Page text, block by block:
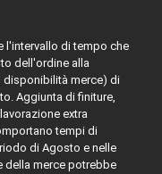
l'intervallo di tempo che
dell'ordine alla
disponibilità merce) di
Aggiunta di finiture,
extra
tempi di
di Agosto e nelle
della merce potrebbe